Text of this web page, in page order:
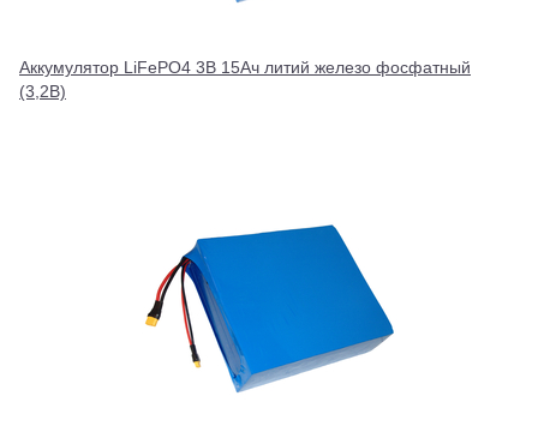
Аккумулятор LiFePO4 3В 15Ач литий железо фосфатный
(3,2В)